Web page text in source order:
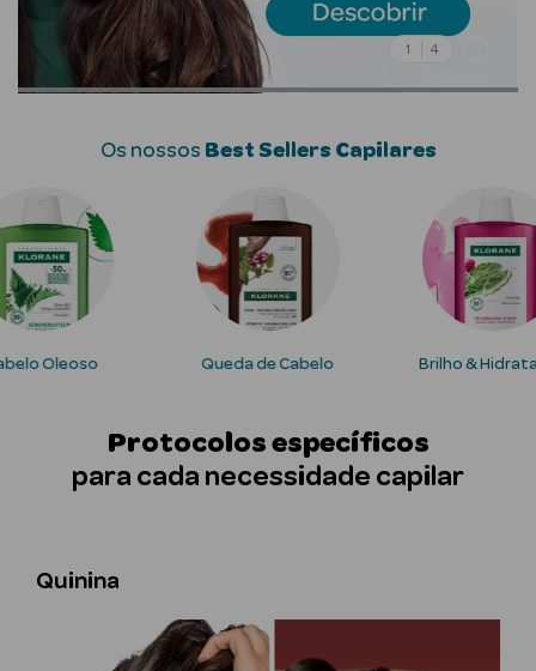
1 4
Os nossos Best Sellers Capilares
Oleoso Queda de Cabelo Brilho &
Protocolos específicos
para cada necessidade capilar
Quinina